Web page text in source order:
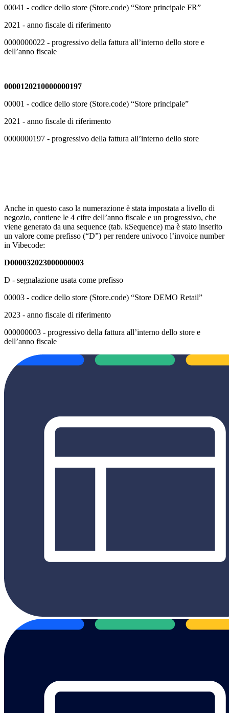
00041 - codice dello store (Store.code) “Store principale FR”
2021 - anno fiscale di riferimento
0000000022 - progressivo della fattura all’interno dello store e
dell’anno fiscale
0000120210000000197
00001 - codice dello store (Store.code) “Store principale”
2021 - anno fiscale di riferimento
0000000197 - progressivo della fattura all’interno dello store
Anche in questo caso la numerazione è stata impostata a livello di
negozio, contiene le 4 cifre dell’anno fiscale e un progressivo, che
viene generato da una sequence (tab. kSequence) ma è stato inserito
un valore come prefisso (“D”) per rendere univoco l’invoice number
in Vibecode:
D000032023000000003
D - segnalazione usata come prefisso
00003 - codice dello store (Store.code) “Store DEMO Retail”
2023 - anno fiscale di riferimento
000000003 - progressivo della fattura all’interno dello store e
dell’anno fiscale